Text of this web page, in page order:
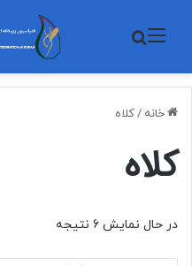
منو جستجو برای
خانه /کلاه
کلاه
در حال نمایش 6 نتیجه